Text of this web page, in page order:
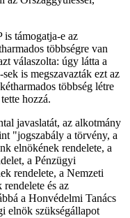
támogatja-e az
többségre van
válaszolta: úgy látta a
is megszavazták ezt az
többség létre
hozzá.
javaslatát, az alkotmány
"jogszabály a törvény, a
elnökének rendelete, a
a Pénzügyi
rendelete, a Nemzeti
és az
a Honvédelmi Tanács
elnök szükségállapot